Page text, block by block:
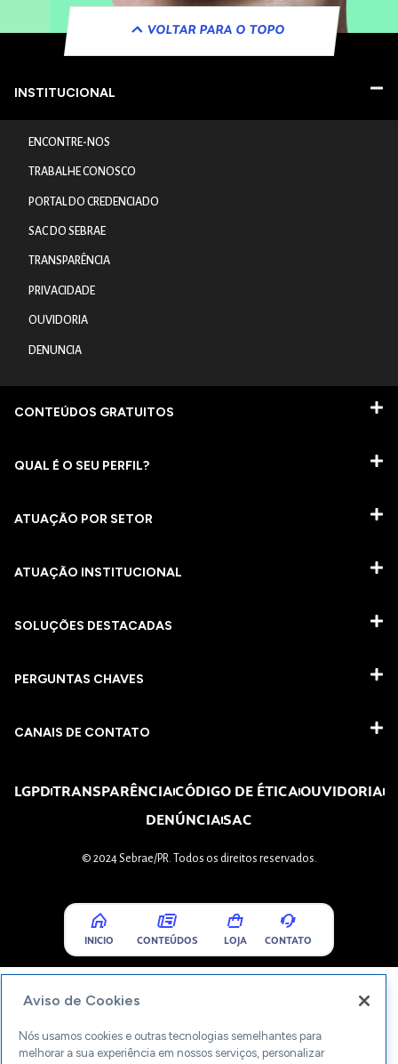
VOLTAR PARA O TOPO
INSTITUCIONAL
ENCONTRE-NOS
TRABALHE CONOSCO
PORTAL DO CREDENCIADO
SAC DO SEBRAE
TRANSPARÊNCIA
PRIVACIDADE
OUVIDORIA
DENUNCIA
CONTEÚDOS GRATUITOS
QUAL É O SEU PERFIL?
ATUAÇÃO POR SETOR
ATUAÇÃO INSTITUCIONAL
SOLUÇÕES DESTACADAS
PERGUNTAS CHAVES​
CANAIS DE CONTATO
LGPDTRANSPARÊNCIACÓDIGO DE ÉTICAOUVIDORIA
DENÚNCIASAC
© 2024 Sebrae/PR. Todos os direitos reservados.
INICIO CONTEÚDOS LOJA CONTATO
Aviso de Cookies
Nós usamos cookies e outras tecnologias semelhantes para
melhorar a sua experiência em nossos serviços, personalizar